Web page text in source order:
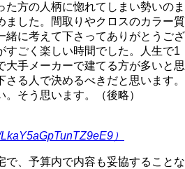
た方の人柄に惚れてしまい勢いのま
ました。間取りやクロスのカラー質
緒に考えて下さってありがとうござ
すごく楽しい時間でした。人生で1
大手メーカーで建てる方が多いと思
る人で決めるべきだと思います。
そう思います。（後略）
）
で、予算内で内容も妥協することな